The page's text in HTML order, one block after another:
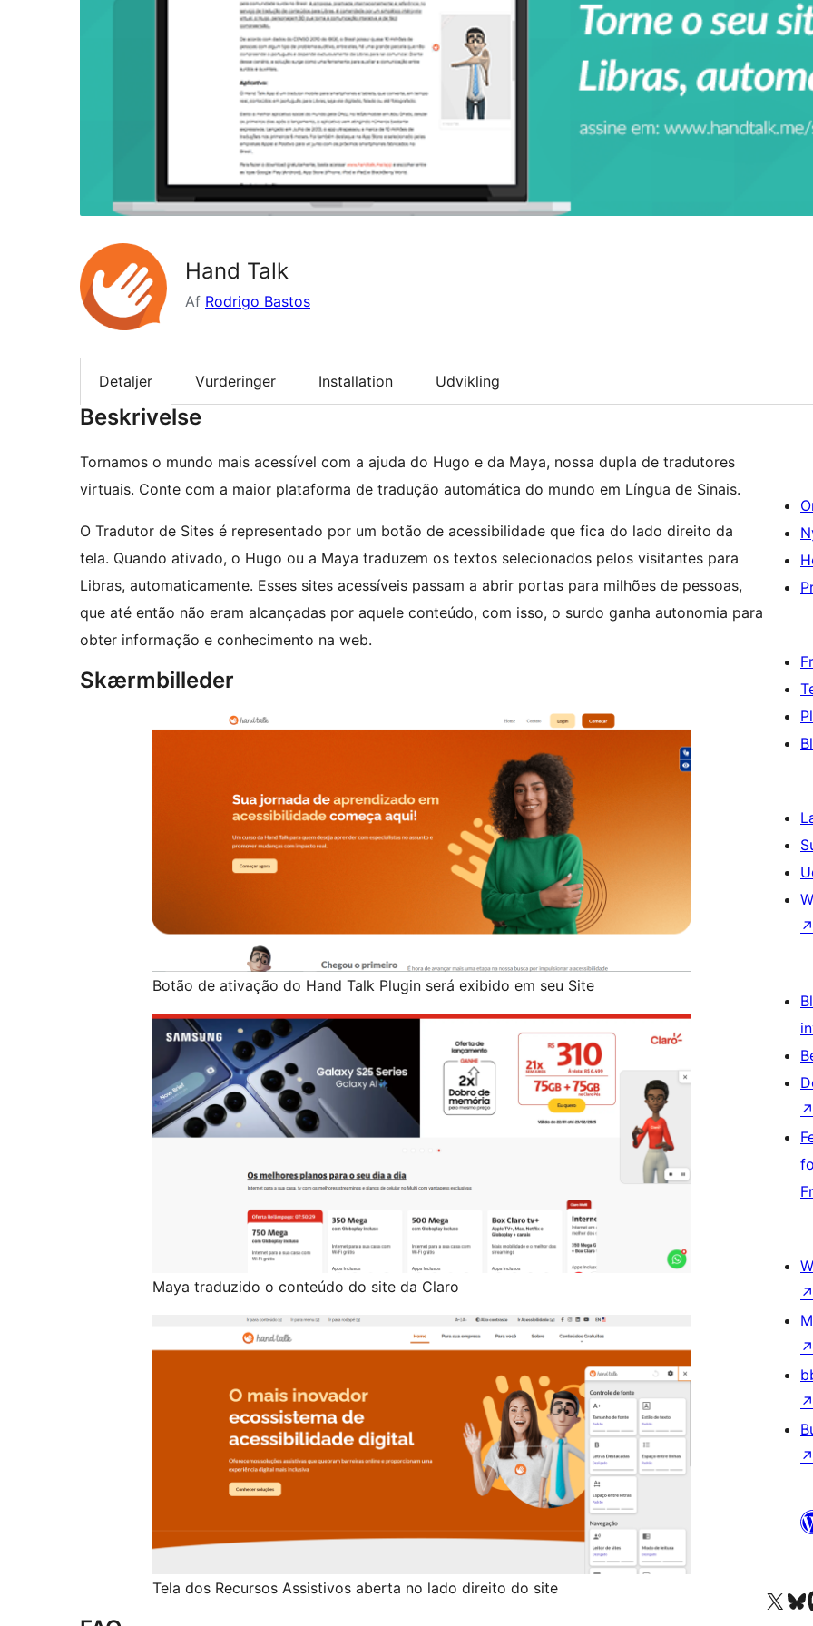
Hand Talk
Af Rodrigo Bastos
Detaljer Vurderinger Installation Udvikling
Beskrivelse
Tornamos o mundo mais acessível com a ajuda do Hugo e da Maya, nossa dupla de tradutores
virtuais. Conte com a maior plataforma de tradução automática do mundo em Língua de Sinais.
O Tradutor de Sites é representado por um botão de acessibilidade que fica do lado direito da
tela. Quando ativado, o Hugo ou a Maya traduzem os textos selecionados pelos visitantes para
Libras, automaticamente. Esses sites acessíveis passam a abrir portas para milhões de pessoas,
que até então não eram alcançadas por aquele conteúdo, com isso, o surdo ganha autonomia para
obter informação e conhecimento na web.
Skærmbilleder
Botão de ativação do Hand Talk Plugin será exibido em seu Site
Maya traduzido o conteúdo do site da Claro
Tela dos Recursos Assistivos aberta no lado direito do site
↗
↗
↗
↗
↗
↗
Besøg vores X (tidligere
Besøg